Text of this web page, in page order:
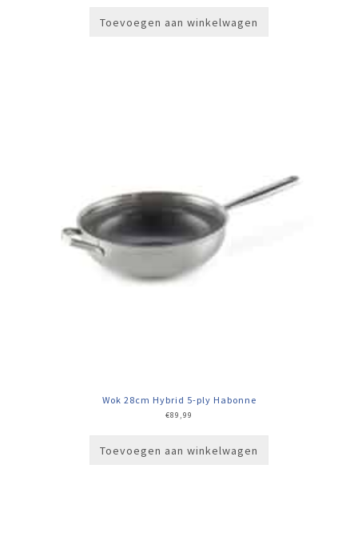
Toevoegen aan winkelwagen
Wok 28cm Hybrid 5-ply Habonne
€89,99
Toevoegen aan winkelwagen